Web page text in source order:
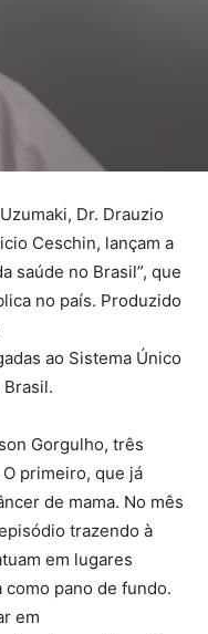
Dr. Drauzio
Ceschin, lançam a
saúde no Brasil”, que
no país. Produzido
ao Sistema Único
Gorgulho, três
primeiro, que já
de mama. No mês
trazendo à
em lugares
pano de fundo.
em